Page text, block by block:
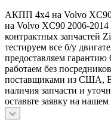
АКПП 4х4 на Volvo XC90
на Volvo XC90 2006-
контрактных запчастей
тестируем все б/у
предоставляем
работаем без
поставщиками из США,
наличия запчасти и
оставьте заявку на